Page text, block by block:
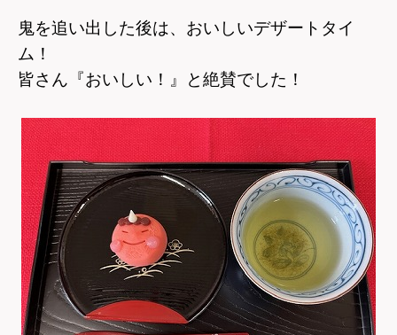
鬼を追い出した後は、おいしいデザートタイ
ム！
皆さん『おいしい！』と絶賛でした！